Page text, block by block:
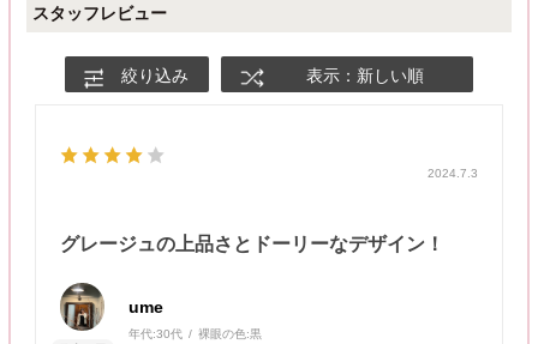
スタッフレビュー
絞り込み 表示：新しい順
2024.7.3
グレージュの上品さとドーリーなデザイン！
ume
年代:30代 裸眼の色:黒